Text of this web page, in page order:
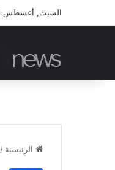
السبت, أغسطس 8 2026
الرئيسية /